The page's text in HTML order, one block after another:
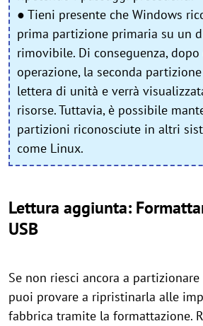
● Tieni presente che Windows
prima partizione primaria su un
rimovibile. Di conseguenza, dopo
operazione, la seconda
lettera di unità e verrà
risorse. Tuttavia, è possibile
partizioni riconosciute in altri
come Linux.
Lettura aggiunta:
USB
Se non riesci ancora a
puoi provare a ripristinarla alle
fabbrica tramite la formattazione.